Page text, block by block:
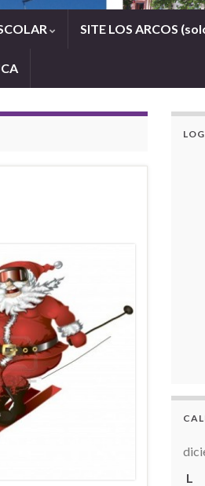
SITE LOS ARCOS
L